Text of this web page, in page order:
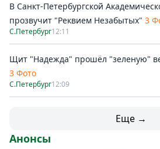
В Санкт-Петербургской
прозвучит "Реквием Незабытых" 3
С.Петербург12:11
Щит "Надежда" прошёл "зеленую"
3 Фото
С.Петербург12:09
Еще →
Анонсы